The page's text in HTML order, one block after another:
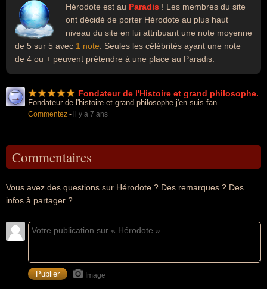
Hérodote est au Paradis ! Les membres du site
ont décidé de porter Hérodote au plus haut
niveau du site en lui attribuant une note moyenne
de 5 sur 5 avec 1 note . Seules les célébrités ayant une note
de 4 ou + peuvent prétendre à une place au Paradis.
Fondateur de l'Histoire et grand philosophe.
Fondateur de l'histoire et grand philosophe j'en suis fan
Commentez - il y a 7 ans
Commentaires
Vous avez des questions sur Hérodote ? Des remarques ? Des
infos à partager ?
Image